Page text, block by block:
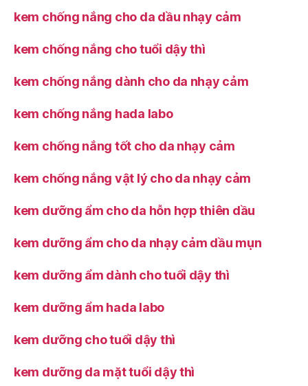
kem chống nắng cho da dầu nhạy cảm
kem chống nắng cho tuổi dậy thì
kem chống nắng dành cho da nhạy cảm
kem chống nắng hada labo
kem chống nắng tốt cho da nhạy cảm
kem chống nắng vật lý cho da nhạy cảm
kem dưỡng ẩm cho da hỗn hợp thiên dầu
kem dưỡng ẩm cho da nhạy cảm dầu mụn
kem dưỡng ẩm dành cho tuổi dậy thì
kem dưỡng ẩm hada labo
kem dưỡng cho tuổi dậy thì
kem dưỡng da mặt tuổi dậy thì